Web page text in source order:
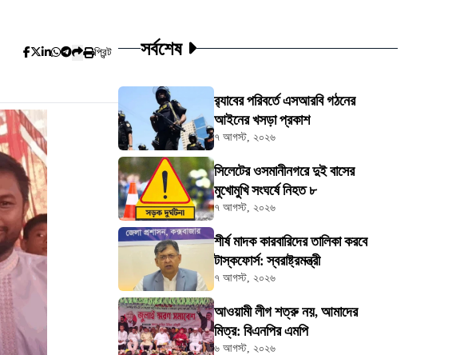
প্রিন্ট সর্বশেষ
র‍্যাবের পরিবর্তে এসআরবি গঠনের
আইনের খসড়া প্রকাশ
৭ আগস্ট, ২০২৬
সিলেটের ওসমানীনগরে দুই বাসের
মুখোমুখি সংঘর্ষে নিহত ৮
৭ আগস্ট, ২০২৬
শীর্ষ মাদক কারবারিদের তালিকা করবে
টাস্কফোর্স: স্বরাষ্ট্রমন্ত্রী
৭ আগস্ট, ২০২৬
আওয়ামী লীগ শত্রু নয়, আমাদের
মিত্র: বিএনপির এমপি
৬ আগস্ট, ২০২৬